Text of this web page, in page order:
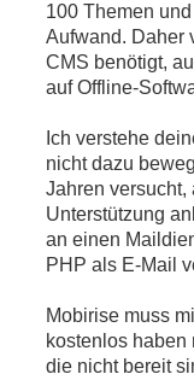
100 Themen
Aufwand. Daher
CMS benötigt,
auf Offline-
Ich verstehe
nicht dazu
Jahren
Unterstützung
an einen
PHP als E-Mail
Mobirise muss
kostenlos haben
die nicht bereit